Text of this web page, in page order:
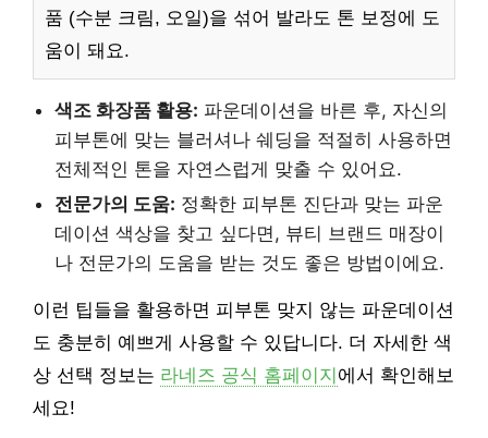
품 (수분 크림, 오일)을 섞어 발라도 톤 보정에 도
움이 돼요.
색조 화장품 활용: 파운데이션을 바른 후, 자신의
피부톤에 맞는 블러셔나 쉐딩을 적절히 사용하면
전체적인 톤을 자연스럽게 맞출 수 있어요.
전문가의 도움: 정확한 피부톤 진단과 맞는 파운
데이션 색상을 찾고 싶다면, 뷰티 브랜드 매장이
나 전문가의 도움을 받는 것도 좋은 방법이에요.
이런 팁들을 활용하면 피부톤 맞지 않는 파운데이션
도 충분히 예쁘게 사용할 수 있답니다. 더 자세한 색
상 선택 정보는 라네즈 공식 홈페이지 에서 확인해보
세요!